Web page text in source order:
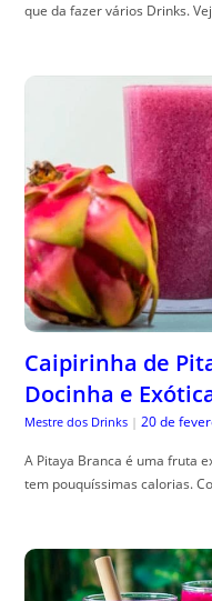
que da fazer vários Drinks.
Caipirinha de
Docinha e
Mestre dos Drinks | 20 de
A Pitaya Branca é uma fruta
tem pouquíssimas calorias.